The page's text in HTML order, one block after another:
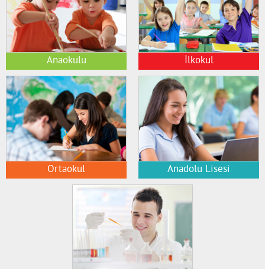
Anaokulu İlkokul
Ortaokul Anadolu Lisesi